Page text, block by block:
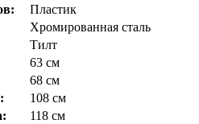
Пластик
Хромированная сталь
Тилт
63 см
68 см
108 см
118 см